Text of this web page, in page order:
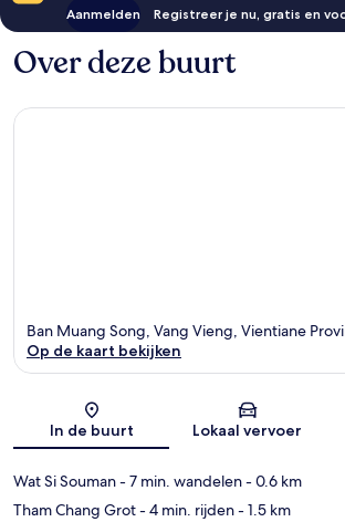
Aanmelden Registreer je nu, gratis en
Over deze buurt
Kaart
Ban Muang Song, Vang Vieng, Vientiane
Op de kaart bekijken
In de buurt Lokaal vervoer
Wat Si Souman- 7 min. wandelen- 0.6 km
Tham Chang Grot- 4 min. rijden- 1.5 km